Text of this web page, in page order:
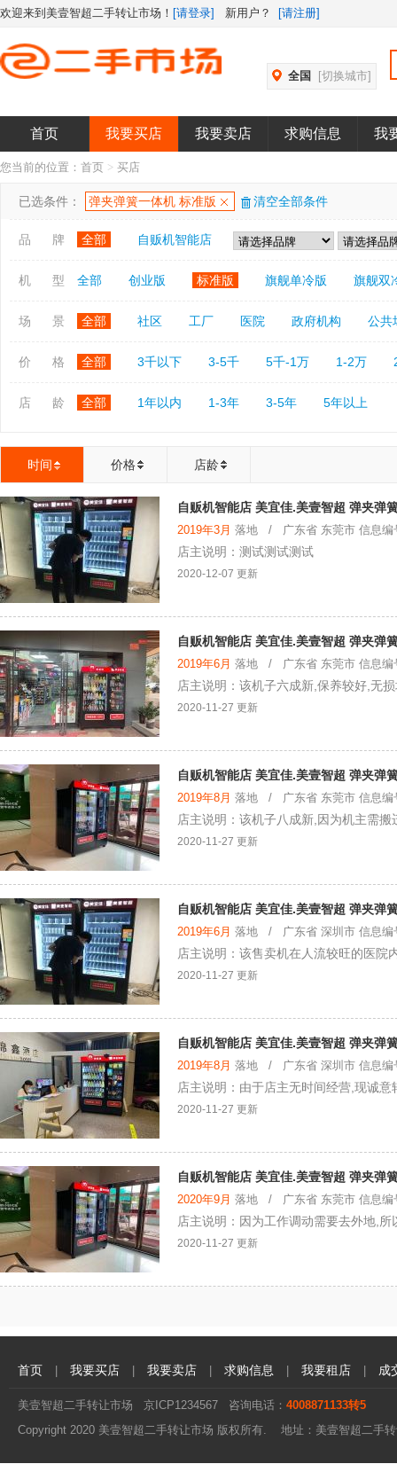
欢迎来到美壹智超二手转让市场！ [请登录] 新用户？ [请注册]
全国 [切换城市]
首页 我要买店 我要卖店 求购信息 我
您当前的位置： 首页 > 买店
已选条件： 弹夹弹簧一体机 标准版 清空全部条件
品 牌 全部 自贩机智能店
机 型 全部 创业版 标准版 旗舰单冷版 旗舰双
场 景 全部 社区 工厂 医院 政府机构 公共
价 格 全部 3千以下 3-5千 5千-1万 1-2万
店 龄 全部 1年以内 1-3年 3-5年 5年以上
时间 价格 店龄
自贩机智能店 美宜佳.美壹智超 弹夹弹
2019年3月 落地 / 广东省 东莞市 信息编
店主说明：测试测试测试
2020-12-07 更新
自贩机智能店 美宜佳.美壹智超 弹夹弹
2019年6月 落地 / 广东省 东莞市 信息编
店主说明：该机子六成新,保养较好,无
2020-11-27 更新
自贩机智能店 美宜佳.美壹智超 弹夹弹
2019年8月 落地 / 广东省 东莞市 信息编
店主说明：该机子八成新,因为机主需
2020-11-27 更新
自贩机智能店 美宜佳.美壹智超 弹夹弹
2019年6月 落地 / 广东省 深圳市 信息编
店主说明：该售卖机在人流较旺的医院
2020-11-27 更新
自贩机智能店 美宜佳.美壹智超 弹夹弹
2019年8月 落地 / 广东省 深圳市 信息编
店主说明：由于店主无时间经营,现诚
2020-11-27 更新
自贩机智能店 美宜佳.美壹智超 弹夹弹
2020年9月 落地 / 广东省 东莞市 信息编
店主说明：因为工作调动需要去外地,
2020-11-27 更新
首页 我要买店 我要卖店 求购信息 我要租店 成
美壹智超二手转让市场 京ICP1234567 咨询电话： 4008871133转5
Copyright 2020 美壹智超二手转让市场 版权所有. 地址：美壹智超二手